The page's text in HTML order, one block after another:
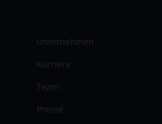
Unternehmen
Karriere
Team
Presse